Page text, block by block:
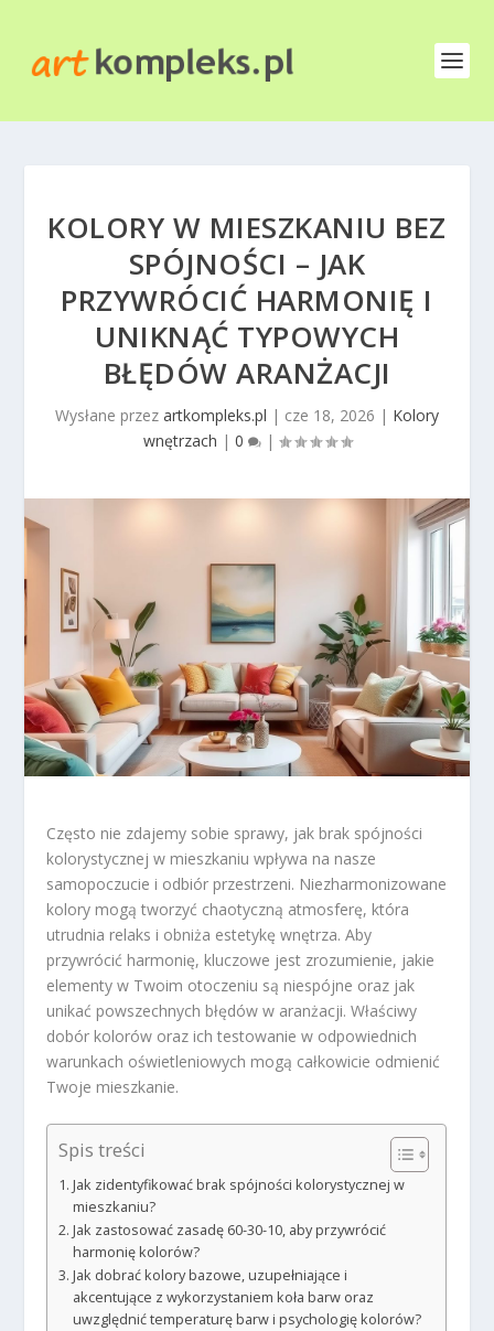
KOLORY W MIESZKANIU BEZ
SPÓJNOŚCI – JAK
PRZYWRÓCIĆ HARMONIĘ I
UNIKNĄĆ TYPOWYCH
BŁĘDÓW ARANŻACJI
Wysłane przez artkompleks.pl | cze 18, 2026 | Kolory
wnętrzach | 0 |
Często nie zdajemy sobie sprawy, jak brak spójności
kolorystycznej w mieszkaniu wpływa na nasze
samopoczucie i odbiór przestrzeni. Niezharmonizowane
kolory mogą tworzyć chaotyczną atmosferę, która
utrudnia relaks i obniża estetykę wnętrza. Aby
przywrócić harmonię, kluczowe jest zrozumienie, jakie
elementy w Twoim otoczeniu są niespójne oraz jak
unikać powszechnych błędów w aranżacji. Właściwy
dobór kolorów oraz ich testowanie w odpowiednich
warunkach oświetleniowych mogą całkowicie odmienić
Twoje mieszkanie.
Spis treści
Jak zidentyfikować brak spójności kolorystycznej w
mieszkaniu?
Jak zastosować zasadę 60-30-10, aby przywrócić
harmonię kolorów?
Jak dobrać kolory bazowe, uzupełniające i
akcentujące z wykorzystaniem koła barw oraz
uwzględnić temperaturę barw i psychologię kolorów?